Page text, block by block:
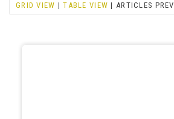
GRID VIEW |TABLE VIEW | ARTICLES